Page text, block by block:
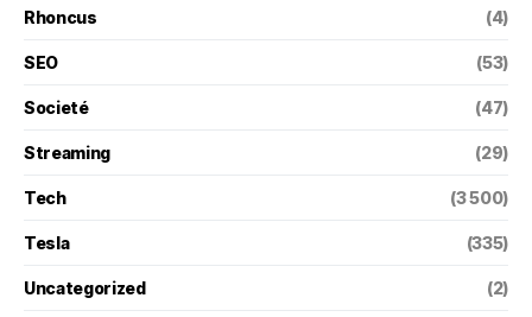
Rhoncus (4)
SEO (53)
Societé (47)
Streaming (29)
Tech (3 500)
Tesla (335)
Uncategorized (2)